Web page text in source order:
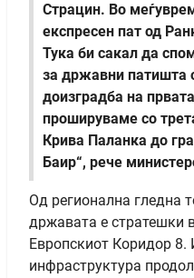
Страцин. Во
експресен пат од
Тука би сакал да
за државни патишта
доизградба на
прошируваме со
Крива Паланка до
Баир“, рече
Од регионална гледна
државата е стратешки
Европскиот Коридор 8.
инфраструктура